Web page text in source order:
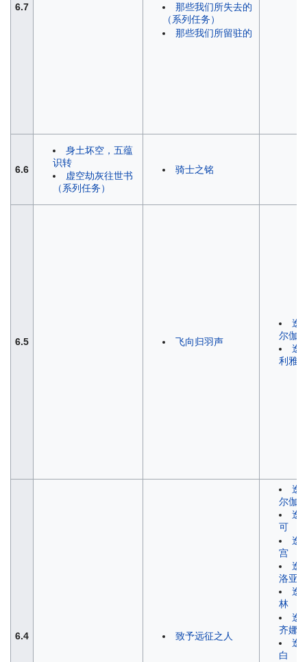
6.7
那些我们所失去的
（系列任务）
那些我们所留驻的
6.6
身土坏空，五蕴
识转
虚空劫灰往世书
（系列任务）
骑士之铭
6.5 飞向归羽声
逸
尔伽
逸
利雅
6.4 致予远征之人
逸
尔伽
逸
可
逸
宫
逸
洛亚
逸
林
逸
齐娜
逸
白